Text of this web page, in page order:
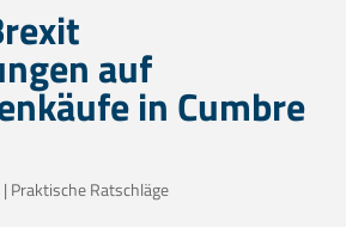
auf
in Cumbre
| Praktische Ratschläge